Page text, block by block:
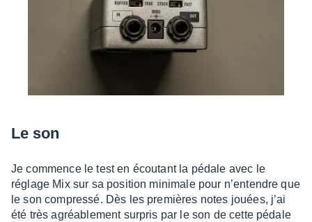
Le son
Je commence le test en écou­tant la pédale avec le
réglage Mix sur sa posi­tion mini­male pour n’en­tendre que
le son compressé. Dès les premières notes jouées, j’ai
été très agréa­ble­ment surpris par le son de cette pédale